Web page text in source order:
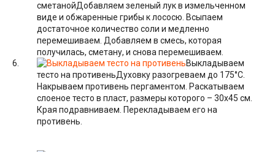
сметанойДобавляем зеленый лук в измельченном
виде и обжаренные грибы к лососю. Всыпаем
достаточное количество соли и медленно
перемешиваем. Добавляем в смесь, которая
получилась, сметану, и снова перемешиваем.
Выкладываем
тесто на противеньДуховку разогреваем до 175°C.
Накрываем противень пергаментом. Раскатываем
слоеное тесто в пласт, размеры которого – 30х45 см.
Края подравниваем. Перекладываем его на
противень.